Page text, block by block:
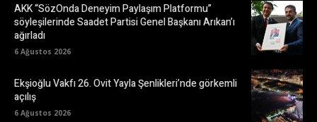
AKK “SözOnda Deneyim Paylaşım Platformu”
söyleşilerinde Saadet Partisi Genel Başkanı Arıkan’ı
ağırladı
6 Ağustos 2026
Ekşioğlu Vakfı 26. Ovit Yayla Şenlikleri’nde görkemli
açılış
6 Ağustos 2026